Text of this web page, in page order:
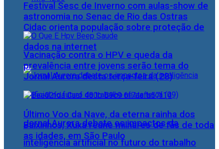
Cidac orienta população sobre proteção de
dados na internet
Jornal Aurora debate os impactos da
inteligência artificial no futuro do trabalho
Festival Sesc de Inverno com aulas-show de
astronomia no Senac de Rio das Ostras
Vacinação contra o HPV e queda da
prevalência entre jovens serão tema do
Jornal Aurora desta terça-feira (28)
Último Voo da Nave, da eterna rainha dos
Baixinhos, Xuxa reúne milhares de fãs de toda
as idades, em São Paulo